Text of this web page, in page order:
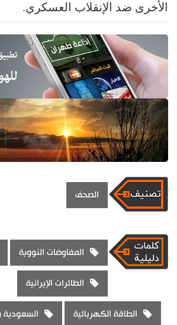
الأخرى ضد الإنقلاب العسكري.
الصحف
المفاوضات النووية
الطائرات الإيرانية
الطاقة الكهربائية السعودية